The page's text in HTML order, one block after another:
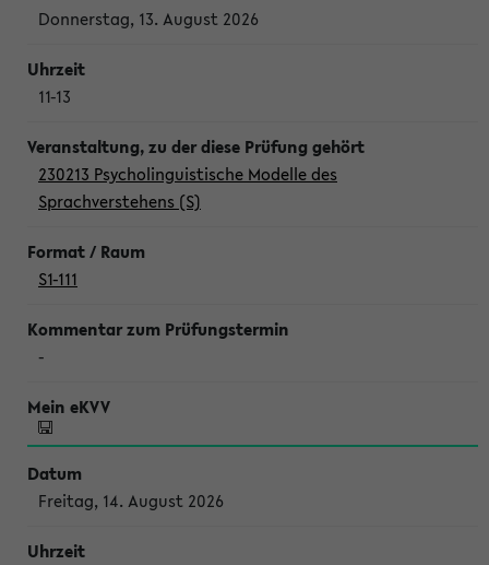
Donnerstag, 13. August 2026
11-13
230213 Psycholinguistische Modelle des
Sprachverstehens (S)
S1-111
-
Freitag, 14. August 2026